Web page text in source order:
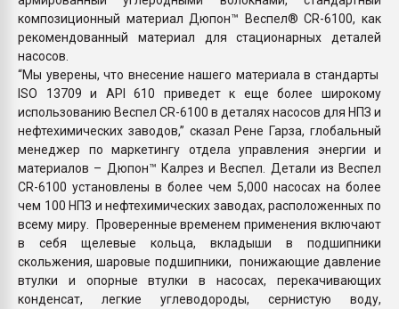
композиционный материал Дюпон™ Веспел® CR-6100, как
рекомендованный материал для стационарных деталей
насосов.
“Мы уверены, что внесение нашего материала в стандарты
ISO 13709 и API 610 приведет к еще более широкому
использованию Веспел CR-6100 в деталях насосов для НПЗ и
нефтехимических заводов,” сказал Рене Гарза, глобальный
менеджер по маркетингу отдела управления энергии и
материалов – Дюпон™ Калрез и Веспел. Детали из Веспел
CR-6100 установлены в более чем 5,000 насосах на более
чем 100 НПЗ и нефтехимических заводах, расположенных по
всему миру. Проверенные временем применения включают
в себя щелевые кольца, вкладыши в подшипники
скольжения, шаровые подшипники, понижающие давление
втулки и опорные втулки в насосах, перекачивающих
конденсат, легкие углеводороды, сернистую воду,